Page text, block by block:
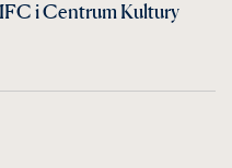
i Centrum Kultury